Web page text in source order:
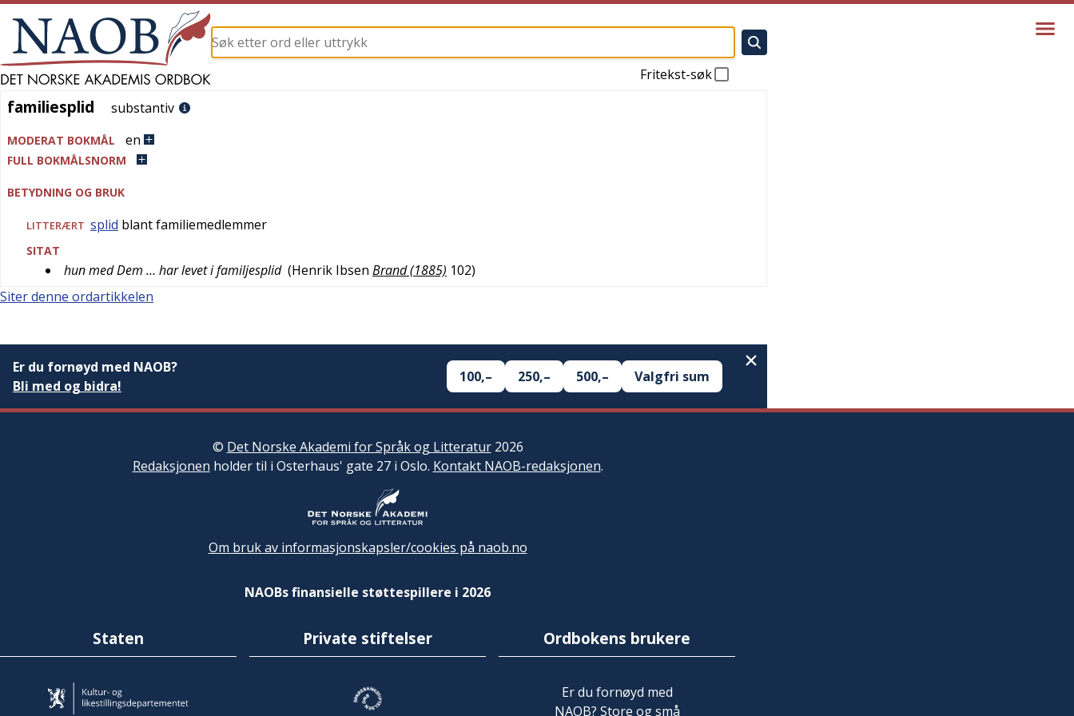
Fritekst-søk
familiesplid
familiesplid substantiv
MODERAT BOKMÅL en
FULL BOKMÅLSNORM
BETYDNING OG BRUK
LITTERÆRT splid blant familiemedlemmer
SITAT
hun med Dem … har levet i familjesplid (Henrik Ibsen Brand (1885) 102)
Siter denne ordartikkelen
Er du fornøyd med NAOB?
Bli med og bidra!
100,– 250,– 500,– Valgfri sum
© Det Norske Akademi for Språk og Litteratur2026
Redaksjonen holder til i Osterhaus' gate 27 i Oslo. Kontakt NAOB-redaksjonen.
Om bruk av informasjonskapsler/cookies på naob.no
NAOBs finansielle støttespillere i 2026
Staten Private stiftelser Ordbokens brukere
Er du fornøyd med
NAOB? Store og små